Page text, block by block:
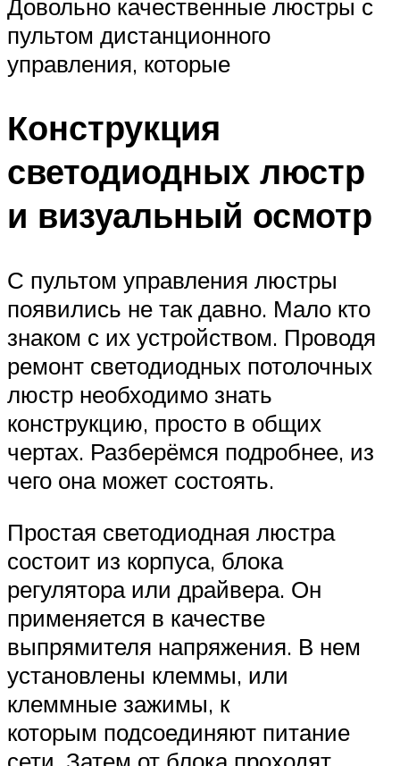
Довольно качественные люстры с
пультом дистанционного
управления, которые
Конструкция
светодиодных люстр
и визуальный осмотр
С пультом управления люстры
появились не так давно. Мало кто
знаком с их устройством. Проводя
ремонт светодиодных потолочных
люстр необходимо знать
конструкцию, просто в общих
чертах. Разберёмся подробнее, из
чего она может состоять.
Простая светодиодная люстра
состоит из корпуса, блока
регулятора или драйвера. Он
применяется в качестве
выпрямителя напряжения. В нем
установлены клеммы, или
клеммные зажимы, к
которым подсоединяют питание